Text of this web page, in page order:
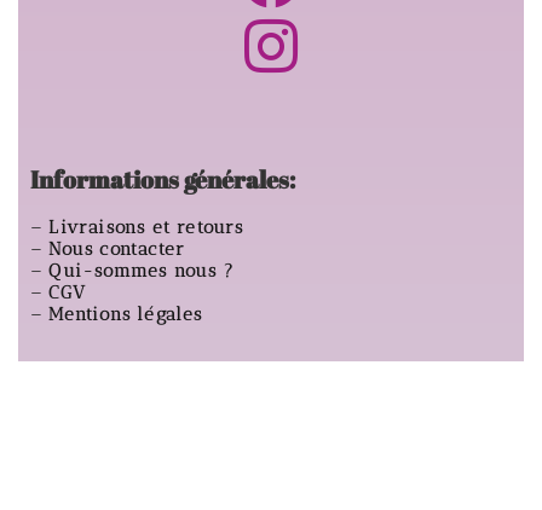
Informations générales:
–Livraisons et retours
–Nous contacter
–Qui-sommes nous ?
–CGV
–Mentions légales